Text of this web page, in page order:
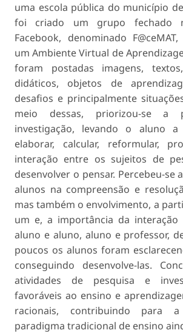
uma escola pública do município
foi criado um grupo fechado
Facebook, denominado
um Ambiente Virtual de
foram postadas imagens,
didáticos, objetos de
desafios e principalmente
meio dessas, priorizou-se a
investigação, levando o aluno a
elaborar, calcular, reformular,
interação entre os sujeitos de
desenvolver o pensar. Percebeu-se
alunos na compreensão e
mas também o envolvimento, a
um e, a importância da interação
aluno e aluno, aluno e professor,
poucos os alunos foram
conseguindo desenvolve-las.
atividades de pesquisa e
favoráveis ao ensino e
racionais, contribuindo para
paradigma tradicional de ensino